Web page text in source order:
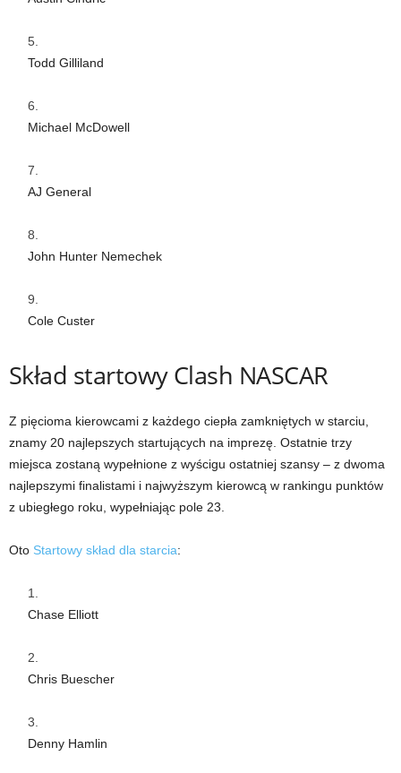
Todd Gilliland
Michael McDowell
AJ General
John Hunter Nemechek
Cole Custer
Skład startowy Clash NASCAR
Z pięcioma kierowcami z każdego ciepła zamkniętych w starciu,
znamy 20 najlepszych startujących na imprezę. Ostatnie trzy
miejsca zostaną wypełnione z wyścigu ostatniej szansy – z dwoma
najlepszymi finalistami i najwyższym kierowcą w rankingu punktów
z ubiegłego roku, wypełniając pole 23.
Oto Startowy skład dla starcia:
Chase Elliott
Chris Buescher
Denny Hamlin